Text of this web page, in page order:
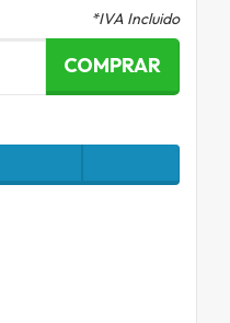
*IVA Incluido
COMPRAR